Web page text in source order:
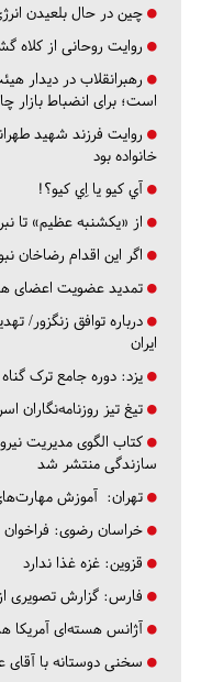
چین در حال بلعیدن
روایت روحانی از کلاه
رهبرانقلاب در دیدار
است؛ برای انضباط بازار
روایت فرزند شهید
خانواده بود
آي كيو يا اِي كيو؟!
از «یکشنبه عظیم» تا
اگر این اقدام رضاخان
تمدید عضویت اعضای
درباره توافق زنگزور/
ایران
یزد: دوره جامع ترک
تیغ تیز روزنامه‌نگاران
کتاب الگوی مدیریت
سازندگی منتشر شد
تهران: آموزش
خراسان رضوی:
قزوین: غزه غذا ندارد
فارس: گزارش تصویری
آژانس هسته‌ای آمریکا
سخنی دوستانه با آقای